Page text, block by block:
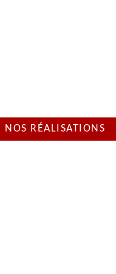
NOS RÉALISATIONS